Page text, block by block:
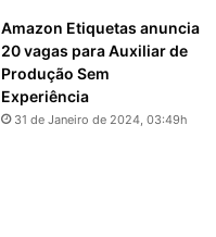
Amazon Etiquetas anuncia
20 vagas para Auxiliar de
Produção Sem
Experiência
31 de Janeiro de 2024, 03:49h